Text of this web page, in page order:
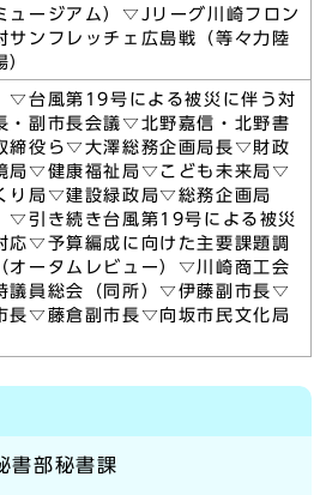
ュージアム）▽Jリーグ川崎フロン
サンフレッチェ広島戦（等々力陸
）
▽台風第19号による被災に伴う対
・副市長会議▽北野嘉信・北野書
締役ら▽大澤総務企画局長▽財政
局▽健康福祉局▽こども未来局▽
り局▽建設緑政局▽総務企画局
▽引き続き台風第19号による被災
応▽予算編成に向けた主要課題調
オータムレビュー）▽川崎商工会
議員総会（同所）▽伊藤副市長▽
長▽藤倉副市長▽向坂市民文化局
書部秘書課